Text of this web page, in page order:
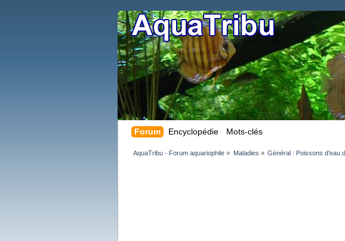
Forum Encyclopédie Mots-clés
AquaTribu - Forum aquariophile » Maladies » Général : Poissons d'eau